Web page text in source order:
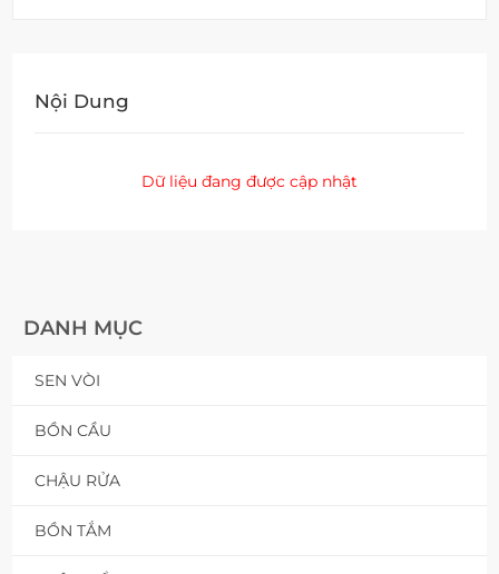
DANH MỤC
SEN VÒI
BỒN CẦU
CHẬU RỬA
BỒN TẮM
Nội Dung
Dữ liệu đang được cập nhật